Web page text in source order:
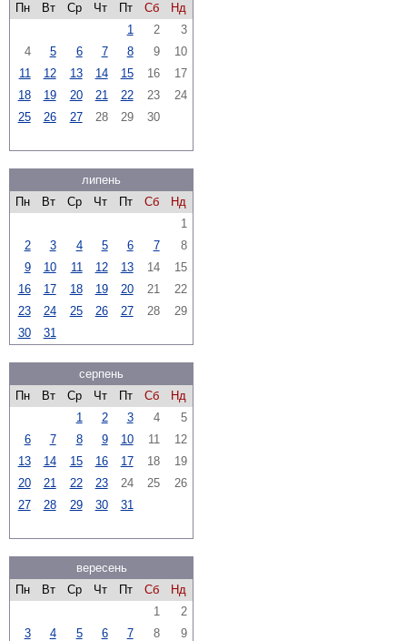
Пн
Вт Ср Чт Пт Сб
Нд
1
2
3
4
5 6 7 8 9
10
11
12 13 14 15 16
17
18
19 20 21 22 23
24
25
26 27 28 29 30
липень
Пн
Вт Ср Чт Пт Сб
Нд
1
2
3 4 5 6 7
8
9
10 11 12 13 14
15
16
17 18 19 20 21
22
23
24 25 26 27 28
29
30
31
серпень
Пн
Вт Ср Чт Пт Сб
Нд
1
2 3 4
5
6
7 8 9 10 11
12
13
14 15 16 17 18
19
20
21 22 23 24 25
26
27
28 29 30 31
вересень
Пн
Вт Ср Чт Пт Сб
Нд
1
2
3
4 5 6 7 8 9